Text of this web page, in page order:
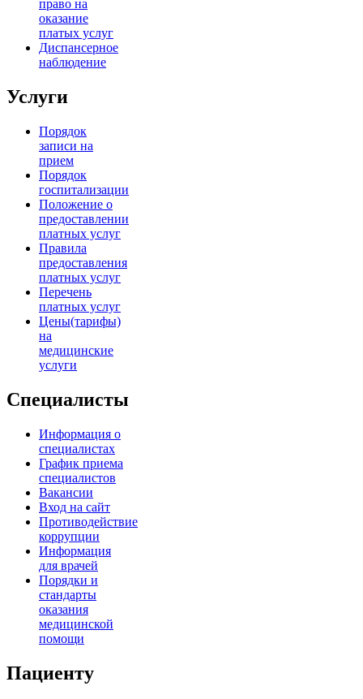
право на
оказание
платых услуг
Диспансерное
наблюдение
Услуги
Порядок
записи на
прием
Порядок
госпитализации
Положение о
предоставлении
платных услуг
Правила
предоставления
платных услуг
Перечень
платных услуг
Цены(тарифы)
на
медицинские
услуги
Специалисты
Информация о
специалистах
График приема
специалистов
Вакансии
Вход на сайт
Противодействие
коррупции
Информация
для врачей
Порядки и
стандарты
оказания
медицинской
помощи
Пациенту